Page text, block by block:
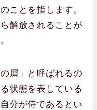
ことを指します。
解放されることが
屑」と呼ばれるの
状態を表している
分が侍であるとい